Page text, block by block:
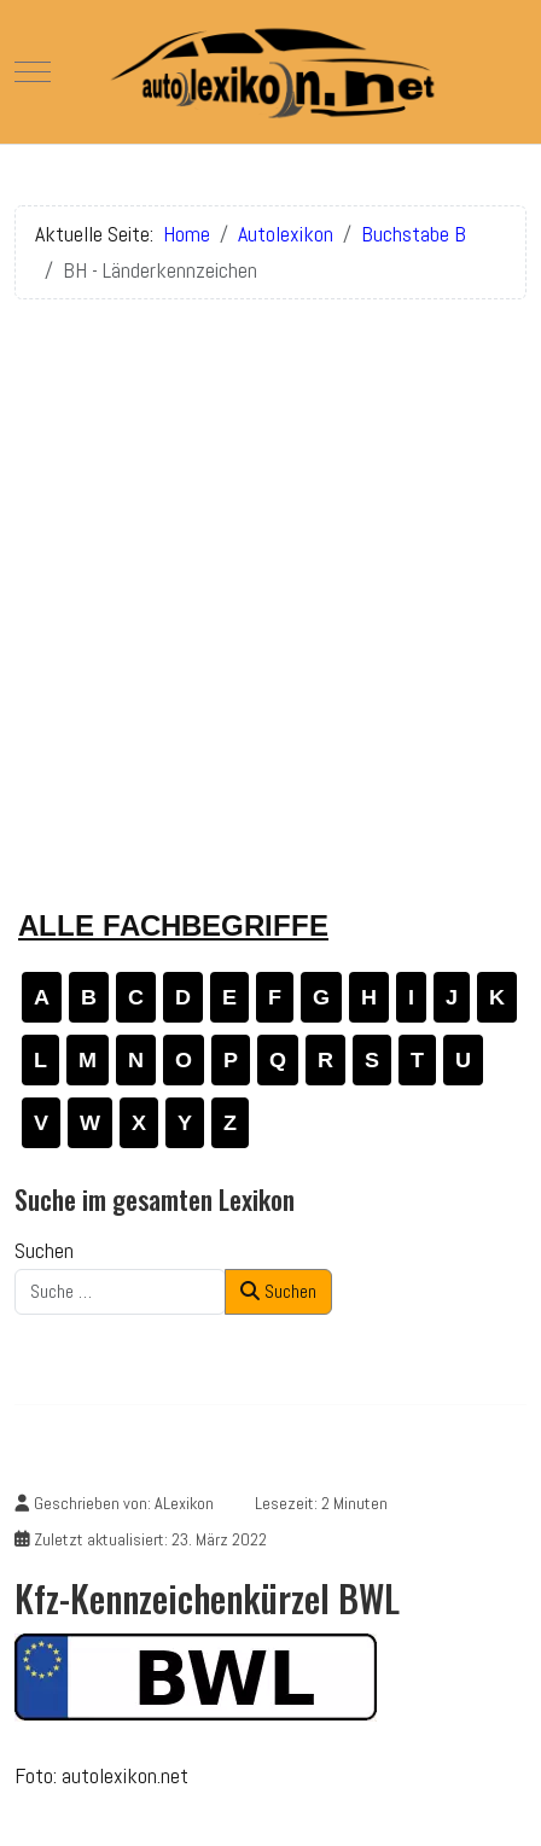
Mobile Menu Toggle
Aktuelle Seite: Home Autolexikon
Buchstabe B
BH - Länderkennzeichen
ALLE FACHBEGRIFFE
A B C D E F G H I J K
L M N O P Q R S T U
V W X Y Z
Suche im gesamten Lexikon
Suchen
Suchen
Geschrieben von: ALexikon
Lesezeit: 2 Minuten
Zuletzt aktualisiert: 23. März 2022
Kfz-Kennzeichenkürzel BWL
Foto: autolexikon.net